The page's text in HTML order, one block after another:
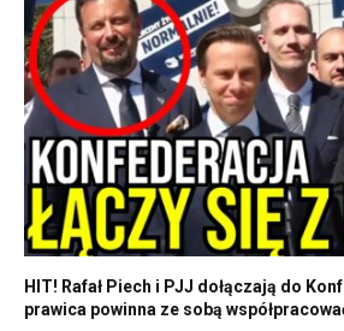
HIT! Rafał Piech i PJJ dołączają do
prawica powinna ze sobą